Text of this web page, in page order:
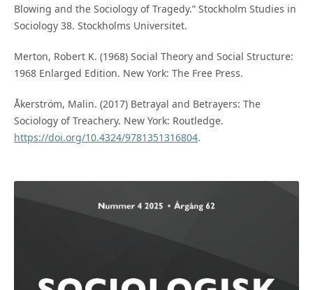
Blowing and the Sociology of Tragedy.” Stockholm Studies in
Sociology 38. Stockholms Universitet.
Merton, Robert K. (1968) Social Theory and Social Structure:
1968 Enlarged Edition. New York: The Free Press.
Åkerström, Malin. (2017) Betrayal and Betrayers: The
Sociology of Treachery. New York: Routledge.
https://doi.org/10.4324/9781351316804.